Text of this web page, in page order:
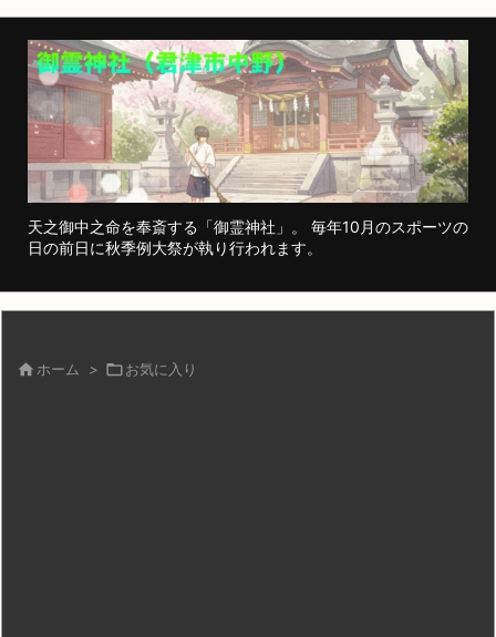
天之御中之命を奉斎する「御霊神社」。 毎年10月のスポーツの
日の前日に秋季例大祭が執り行われます。
 ホーム > お気に入り